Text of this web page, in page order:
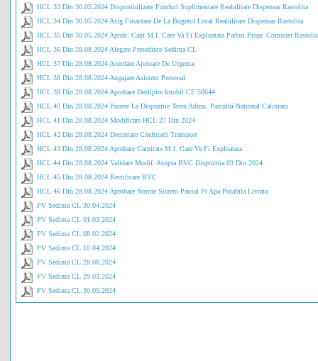
HCL 33 Din 30.05.2024 Disponibilizare Fonduri Suplimentare Reabilitare Dispensar Rastolita
HCL 34 Din 30.05.2024 Asig Finantare De La Bugetul Local Reabilitare Dispensar Rastolita
HCL 35 Din 30.05.2024 Aprob. Cant M.l. Care Va Fi Exploatata Paduri Propr. Comunei
HCL 36 Din 28.08.2024 Alegere Presedinte Sedinta CL
HCL 37 Din 28.08.2024 Acordare Ajutoare De Urgenta
HCL 38 Din 28.08.2024 Angajare Asistent Personal
HCL 39 Din 28.08.2024 Aprobare Dezlipire Imobil CF 50644
HCL 40 Din 28.08.2024 Punere La Dispozitie Teren Admn. Parcului National Calimani
HCL 41 Din 28.08.2024 Modificare HCL 27 Din 2024
HCL 42 Din 28.08.2024 Decontare Cheltuieli Transport
HCL 43 Din 28.08.2024 Aprobare Cantitate M.l. Care Va Fi Exploatata
HCL 44 Din 28.08.2024 Validare Modif. Asupra BVC Dispozitia 69 Din 2024
HCL 45 Din 28.08.2024 Rectificare BVC
HCL 46 Din 28.08.2024 Aprobare Norme Sistem Pausal Pt Apa Potabila Livrata
PV Sedinta CL 30.04.2024
PV Sedinta CL 01.03.2024
PV Sedinta CL 08.02.2024
PV Sedinta CL 10.04.2024
PV Sedinta CL 28.08.2024
PV Sedinta CL 29.03.2024
PV Sedinta CL 30.05.2024